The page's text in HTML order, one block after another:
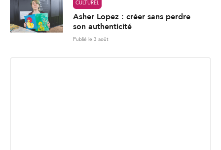
CULTUREL
Asher Lopez : créer sans perdre
son authenticité
Publié le 3 août